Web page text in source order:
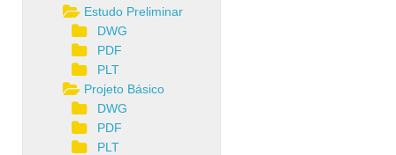
Estudo Preliminar
DWG
PDF
PLT
Projeto Básico
DWG
PDF
PLT